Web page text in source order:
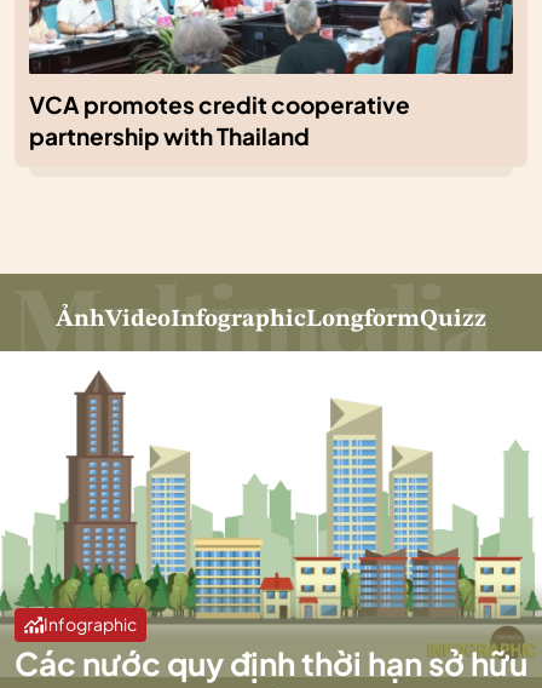
VCA promotes credit cooperative
partnership with Thailand
ẢnhVideoInfographicLongformQuizz
Infographic
Các nước quy định thời hạn sở hữu